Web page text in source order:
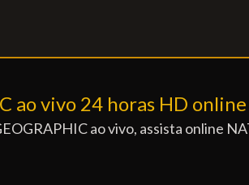
ao vivo 24 horas HD online
ao vivo, assista online